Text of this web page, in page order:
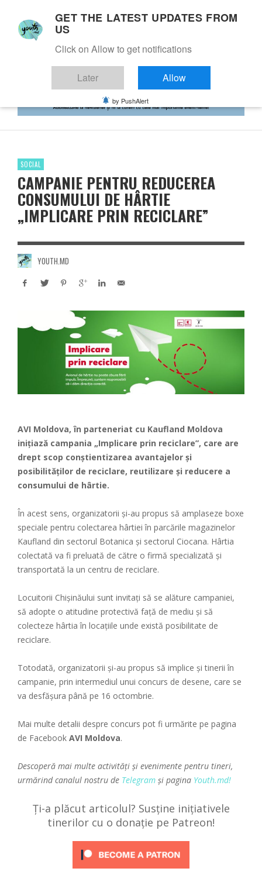
SOCIAL
CAMPANIE PENTRU REDUCEREA
CONSUMULUI DE HÂRTIE
„IMPLICARE PRIN RECICLARE”
YOUTH.MD
AVI Moldova, în parteneriat cu Kaufland Moldova
inițiază campania „Implicare prin reciclare”, care are
drept scop conștientizarea avantajelor și
posibilităților de reciclare, reutilizare și reducere a
consumului de hârtie.
În acest sens, organizatorii și-au propus să amplaseze boxe
speciale pentru colectarea hârtiei în parcările magazinelor
Kaufland din sectorul Botanica și sectorul Ciocana. Hârtia
colectată va fi preluată de către o firmă specializată și
transportată la un centru de reciclare.
Locuitorii Chișinăului sunt invitați să se alăture campaniei,
să adopte o atitudine protectivă față de mediu și să
colecteze hârtia în locațiile unde există posibilitate de
reciclare.
Totodată, organizatorii și-au propus să implice și tinerii în
campanie, prin intermediul unui concurs de desene, care se
va desfășura până pe 16 octombrie.
Mai multe detalii despre concurs pot fi urmărite pe pagina
de Facebook AVI Moldova.
Descoperă mai multe activități și evenimente pentru tineri,
urmărind canalul nostru de Telegram și pagina Youth.md!
Ți-a plăcut articolul? Susține inițiativele
tinerilor cu o donație pe Patreon!
GET THE LATEST UPDATES FROM
US
Click on Allow to get notifications
Later Allow
by PushAlert